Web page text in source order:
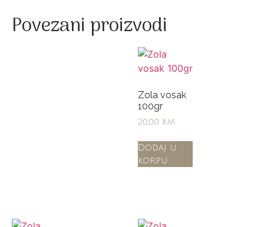
Povezani proizvodi
Zola vosak
100gr
20,00 KM
Dodaj u
korpu